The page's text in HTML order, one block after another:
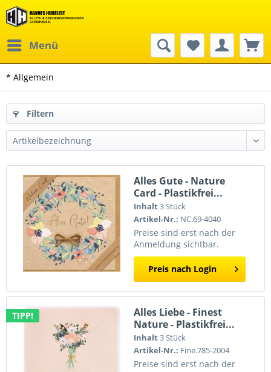
Menü
* Allgemein
Filtern
Alles Gute - Nature
Card - Plastikfrei...
Inhalt3 Stück
Artikel-Nr.: NC.69-4040
Preise sind erst nach der
Anmeldung sichtbar.
Preis nach Login
TIPP!
Alles Liebe - Finest
Nature - Plastikfrei...
Inhalt3 Stück
Artikel-Nr.: Fine.785-2004
Preise sind erst nach der